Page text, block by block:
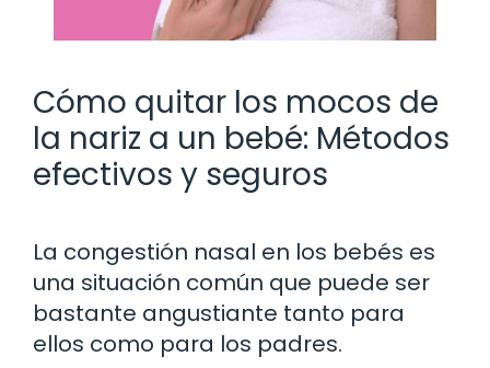
Cómo quitar los mocos de
la nariz a un bebé: Métodos
efectivos y seguros
La congestión nasal en los bebés es
una situación común que puede ser
bastante angustiante tanto para
ellos como para los padres.